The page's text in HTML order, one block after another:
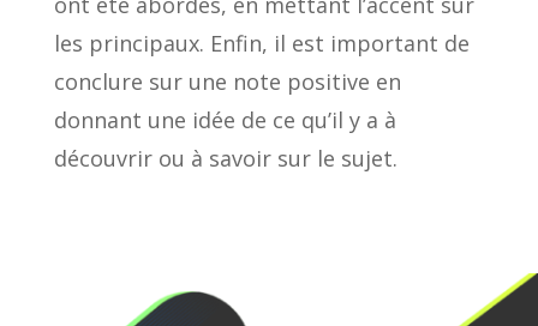
les principaux. Enfin, il est important de
conclure sur une note positive en
donnant une idée de ce qu’il y a à
découvrir ou à savoir sur le sujet.